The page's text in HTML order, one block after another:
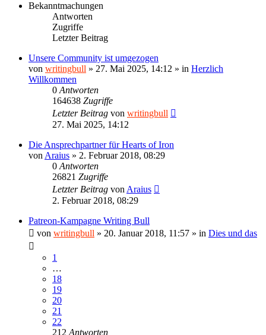
Bekanntmachungen
Antworten
Zugriffe
Letzter Beitrag
Unsere Community ist umgezogen
von writingbull » 27. Mai 2025, 14:12 » in Herzlich
Willkommen
0 Antworten
164638 Zugriffe
Letzter Beitrag von writingbull
27. Mai 2025, 14:12
Die Ansprechpartner für Hearts of Iron
von Araius » 2. Februar 2018, 08:29
0 Antworten
26821 Zugriffe
Letzter Beitrag von Araius
2. Februar 2018, 08:29
Patreon-Kampagne Writing Bull
von writingbull » 20. Januar 2018, 11:57 » in Dies und das
1
…
18
19
20
21
22
212 Antworten